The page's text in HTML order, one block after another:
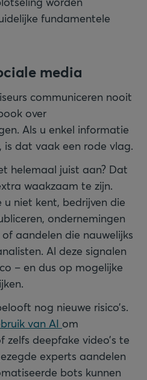
fundamentele
media
communiceren nooit
over
Als u enkel informatie
dat vaak een rode vlag.
helemaal juist aan? Dat
waakzaam te zijn.
niet kent, bedrijven die
ondernemingen
aandelen die nauwelijks
Al deze signalen
– en dus op mogelijke
nog nieuwe risico’s.
van AI om
deepfake video’s te
experts aandelen
bots kunnen